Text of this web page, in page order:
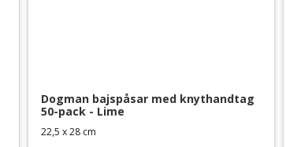
Dogman bajspåsar med knythandtag
50-pack - Lime
22,5 x 28 cm